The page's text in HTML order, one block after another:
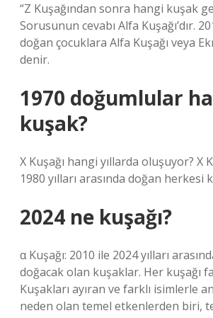
“Z Kuşağından sonra hangi kuşak
Sorusunun cevabı Alfa Kuşağı’dır.
doğan çocuklara Alfa Kuşağı veya
denir.
1970 doğumlular
kuşak?
X Kuşağı hangi yıllarda oluşuyor? X
1980 yılları arasında doğan herkesi
2024 ne kuşağı?
α Kuşağı: 2010 ile 2024 yılları
doğacak olan kuşaklar. Her kuşağı
Kuşakları ayıran ve farklı isimlerle
neden olan temel etkenlerden biri,